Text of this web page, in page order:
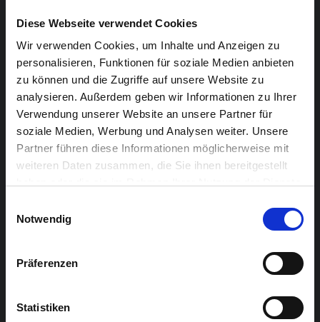
Diese Webseite verwendet Cookies
Wir verwenden Cookies, um Inhalte und Anzeigen zu
personalisieren, Funktionen für soziale Medien anbieten
zu können und die Zugriffe auf unsere Website zu
analysieren. Außerdem geben wir Informationen zu Ihrer
Verwendung unserer Website an unsere Partner für
soziale Medien, Werbung und Analysen weiter. Unsere
Partner führen diese Informationen möglicherweise mit
weiteren Daten zusammen, die Sie ihnen bereitgestellt
Notwendig
Präferenzen
Statistiken
Es spielt die Abteilung Eupen Zwei des Jugendtheaters
INSIDE:
Samantha Fays als Klara, Jana Peynshaert als ihre
Freundin Fleur, Yannick Tychon als Benny, Thure Seidel
als Alex, Lena Kirschvink als Cleo und Studienkollegin
von Alex, Julie Neuenfeldt als Jasmin und Bjarne
Kischka als ihr Freund Max und als Sprecher Mirco
Jörg Lentzen
Mit freundlicher Unterstützung der Deutschsprachige